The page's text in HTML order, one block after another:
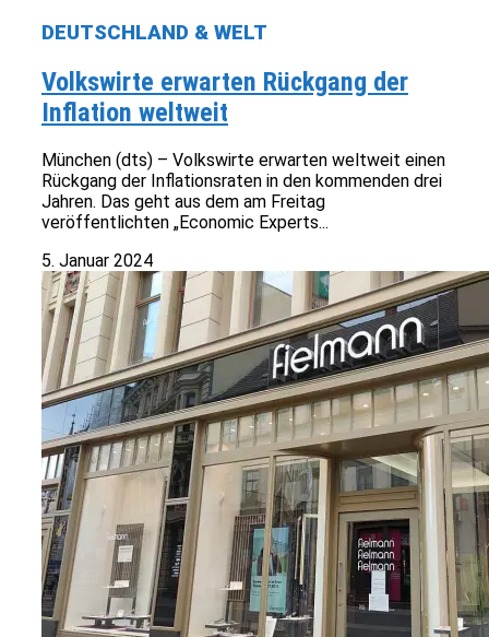
DEUTSCHLAND & WELT
Volkswirte erwarten Rückgang der
Inflation weltweit
München (dts) – Volkswirte erwarten weltweit einen
Rückgang der Inflationsraten in den kommenden drei
Jahren. Das geht aus dem am Freitag
veröffentlichten „Economic Experts...
5. Januar 2024